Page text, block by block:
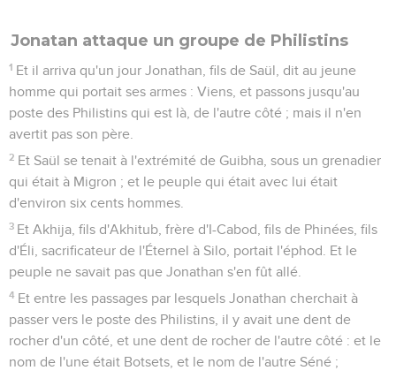
Jonatan attaque un groupe de Philistins
1 Et il arriva qu'un jour Jonathan, fils de Saül, dit au jeune
homme qui portait ses armes : Viens, et passons jusqu'au
poste des Philistins qui est là, de l'autre côté ; mais il n'en
avertit pas son père.
2 Et Saül se tenait à l'extrémité de Guibha, sous un grenadier
qui était à Migron ; et le peuple qui était avec lui était
d'environ six cents hommes.
3 Et Akhija, fils d'Akhitub, frère d'I-Cabod, fils de Phinées, fils
d'Éli, sacrificateur de l'Éternel à Silo, portait l'éphod. Et le
peuple ne savait pas que Jonathan s'en fût allé.
4 Et entre les passages par lesquels Jonathan cherchait à
passer vers le poste des Philistins, il y avait une dent de
rocher d'un côté, et une dent de rocher de l'autre côté : et le
nom de l'une était Botsets, et le nom de l'autre Séné ;